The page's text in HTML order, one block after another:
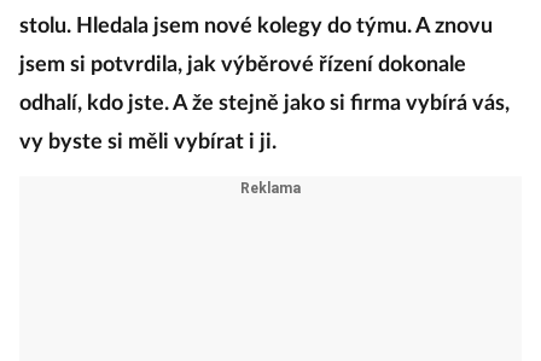
stolu. Hledala jsem nové kolegy do týmu. A znovu
jsem si potvrdila, jak výběrové řízení dokonale
odhalí, kdo jste. A že stejně jako si firma vybírá vás,
vy byste si měli vybírat i ji.